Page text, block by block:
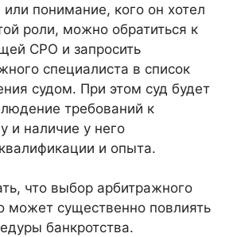
понимание, кого он хотел
роли, можно обратиться к
СРО и запросить
специалиста в список
судом. При этом суд будет
требований к
и наличие у него
и опыта.
что выбор арбитражного
может существенно повлиять
банкротства.